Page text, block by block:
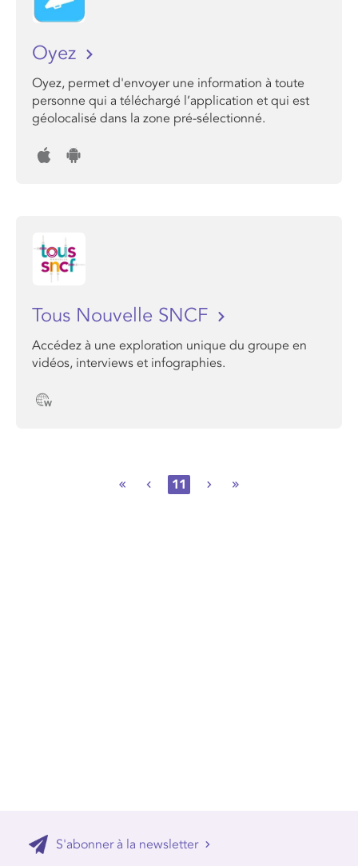
Oyez
Oyez, permet d'envoyer une information à toute
personne qui a téléchargé l’application et qui est
géolocalisé dans la zone pré-sélectionné.
Tous Nouvelle SNCF
Accédez à une exploration unique du groupe en
vidéos, interviews et infographies.
11
S'abonner à la newsletter